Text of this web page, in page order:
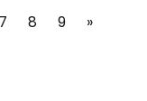
7 8 9 »